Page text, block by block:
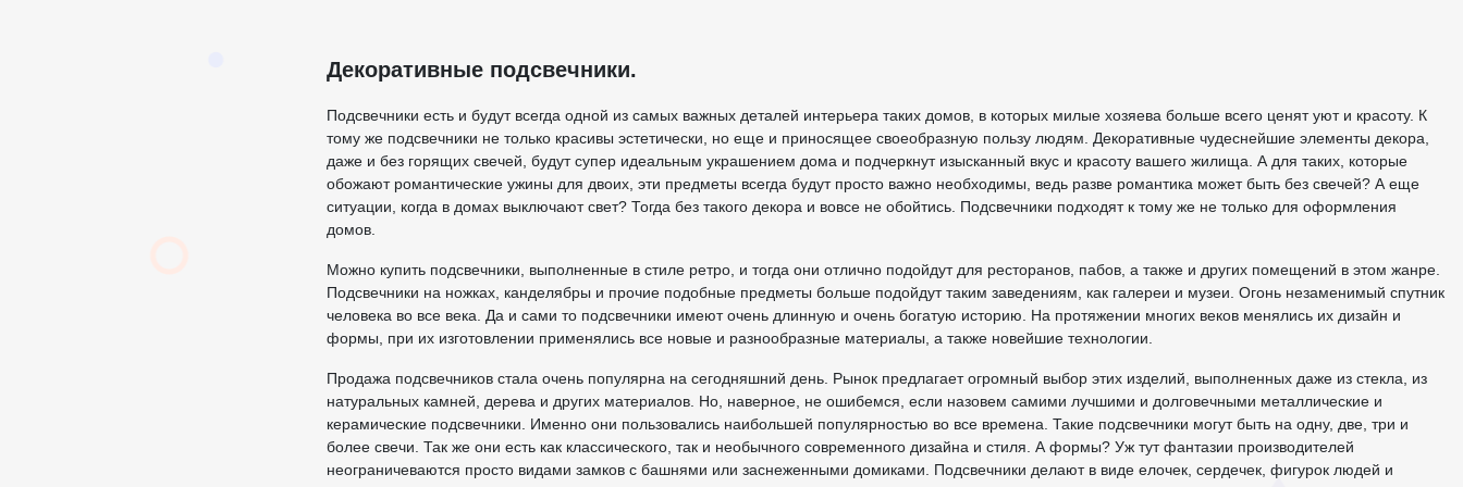
Декоративные подсвечники.
Подсвечники есть и будут всегда одной из самых важных деталей интерьера таких домов, в которых милые хозяева больше всего ценят уют и красоту. К
тому же подсвечники не только красивы эстетически, но еще и приносящее своеобразную пользу людям. Декоративные чудеснейшие элементы декора,
даже и без горящих свечей, будут супер идеальным украшением дома и подчеркнут изысканный вкус и красоту вашего жилища. А для таких, которые
обожают романтические ужины для двоих, эти предметы всегда будут просто важно необходимы, ведь разве романтика может быть без свечей? А еще
ситуации, когда в домах выключают свет? Тогда без такого декора и вовсе не обойтись. Подсвечники подходят к тому же не только для оформления
домов.
Можно купить подсвечники, выполненные в стиле ретро, и тогда они отлично подойдут для ресторанов, пабов, а также и других помещений в этом жанре.
Подсвечники на ножках, канделябры и прочие подобные предметы больше подойдут таким заведениям, как галереи и музеи. Огонь незаменимый спутник
человека во все века. Да и сами то подсвечники имеют очень длинную и очень богатую историю. На протяжении многих веков менялись их дизайн и
формы, при их изготовлении применялись все новые и разнообразные материалы, а также новейшие технологии.
Продажа подсвечников стала очень популярна на сегодняшний день. Рынок предлагает огромный выбор этих изделий, выполненных даже из стекла, из
натуральных камней, дерева и других материалов. Но, наверное, не ошибемся, если назовем самими лучшими и долговечными металлические и
керамические подсвечники. Именно они пользовались наибольшей популярностью во все времена. Такие подсвечники могут быть на одну, две, три и
более свечи. Так же они есть как классического, так и необычного современного дизайна и стиля. А формы? Уж тут фантазии производителей
неограничеваются просто видами замков с башнями или заснеженными домиками. Подсвечники делают в виде елочек, сердечек, фигурок людей и